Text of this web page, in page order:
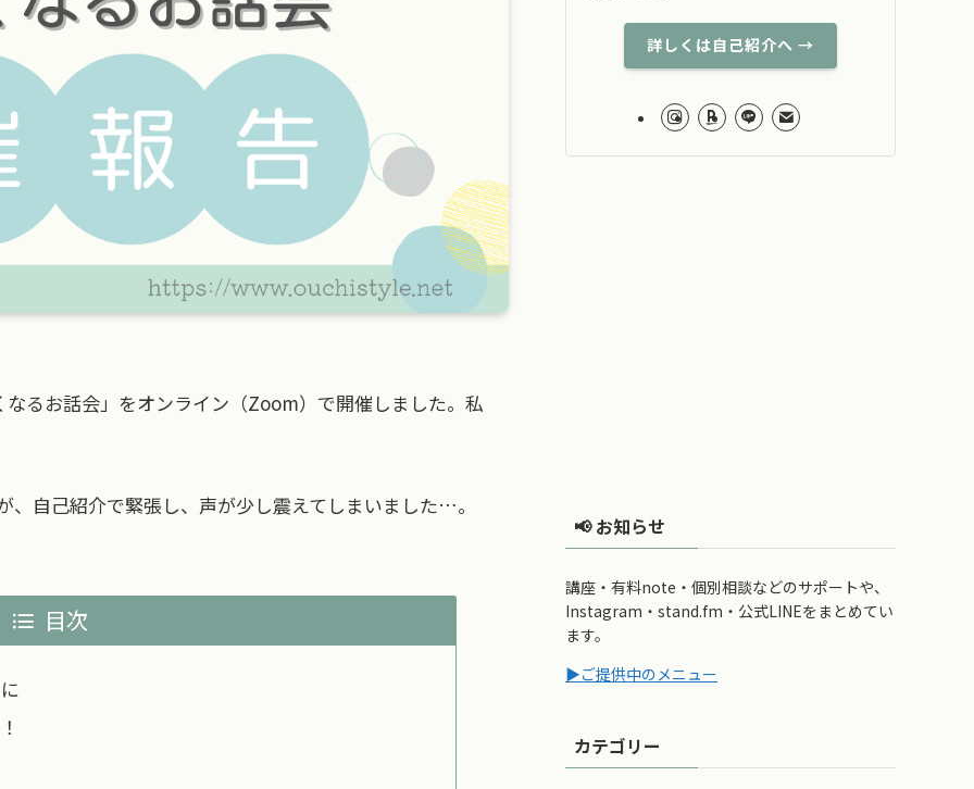
るお話会」をオンライン（Zoom）で開催しました。私
自己紹介で緊張し、声が少し震えてしまいました…。
目次
詳しくは自己紹介へ →
📢 お知らせ
講座・有料note・個別相談などのサポートや、
Instagram・stand.fm・公式LINEをまとめてい
ます。
▶ご提供中のメニュー
カテゴリー